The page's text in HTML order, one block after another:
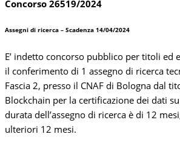
Concorso 26519/2024
Assegni di ricerca – Scadenza 14/04/2024
E’ indetto concorso pubblico per titoli ed
il conferimento di 1 assegno di ricerca
Fascia 2, presso il CNAF di Bologna dal
Blockchain per la certificazione dei dati su
durata dell’assegno di ricerca è di 12
ulteriori 12 mesi.